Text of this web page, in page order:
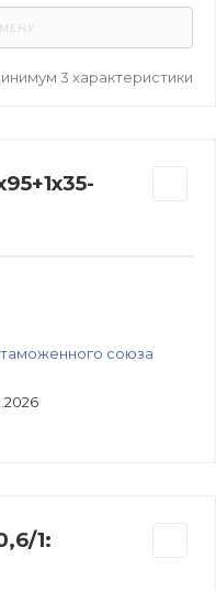
3 характеристики
союза
1: